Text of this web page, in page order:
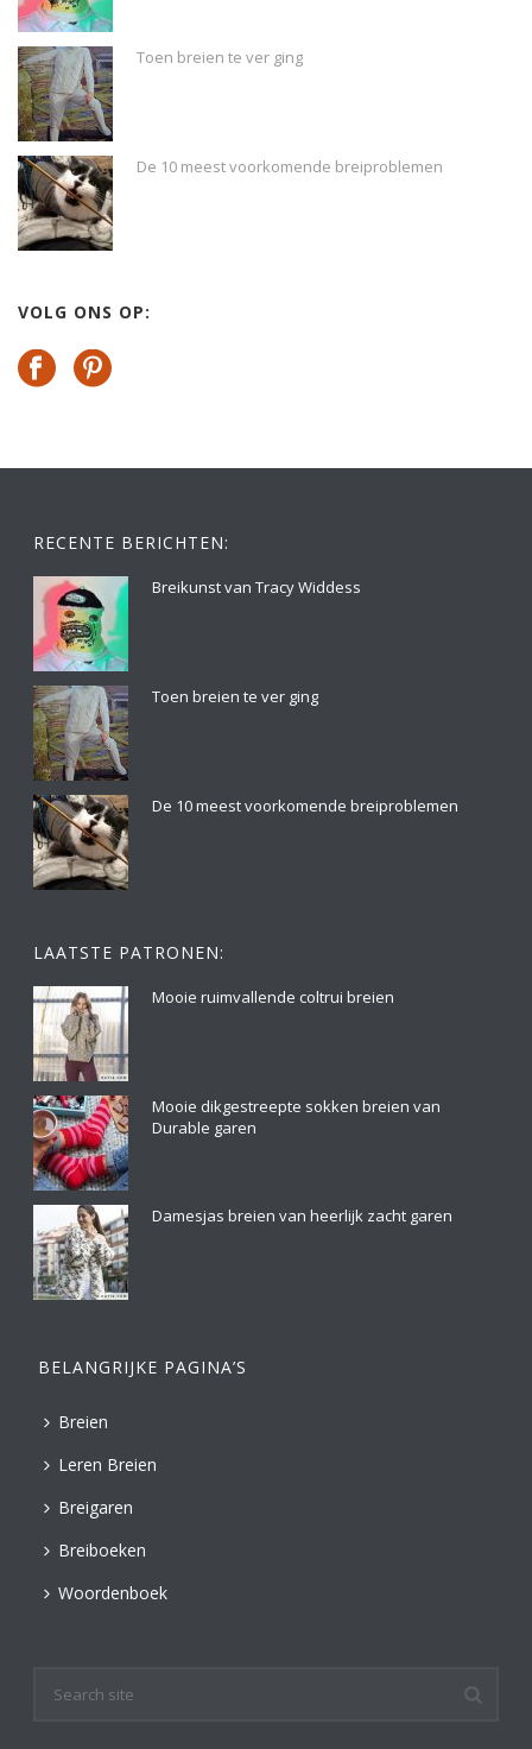
Toen breien te ver ging
De 10 meest voorkomende breiproblemen
VOLG ONS OP:
RECENTE BERICHTEN:
Breikunst van Tracy Widdess
Toen breien te ver ging
De 10 meest voorkomende breiproblemen
LAATSTE PATRONEN:
Mooie ruimvallende coltrui breien
Mooie dikgestreepte sokken breien van
Durable garen
Damesjas breien van heerlijk zacht garen
BELANGRIJKE PAGINA’S
Breien
Leren Breien
Breigaren
Breiboeken
Woordenboek